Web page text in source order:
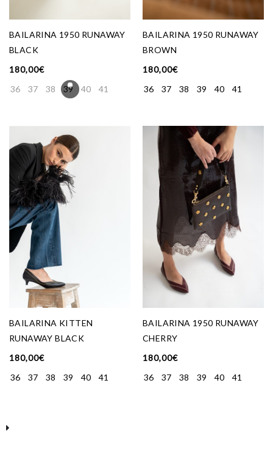
BAILARINA 1950 RUNAWAY
BLACK
180,00€
36
37 38 39 40 41
BAILARINA 1950 RUNAWAY
BROWN
180,00€
36
37 38 39 40 41
BAILARINA KITTEN
RUNAWAY BLACK
180,00€
36
37 38 39 40 41
BAILARINA 1950 RUNAWAY
CHERRY
180,00€
36
37 38 39 40 41